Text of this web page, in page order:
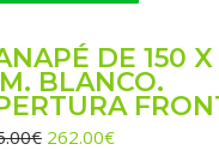
DE 150
BLANCO.
€ El
262.00€El